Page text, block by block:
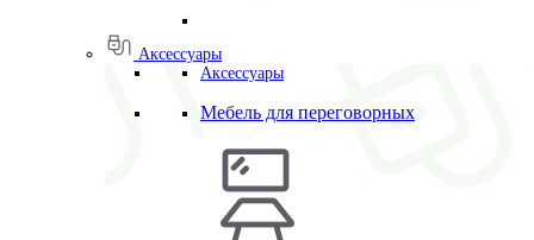
Аксессуары
Аксессуары
Мебель для переговорных